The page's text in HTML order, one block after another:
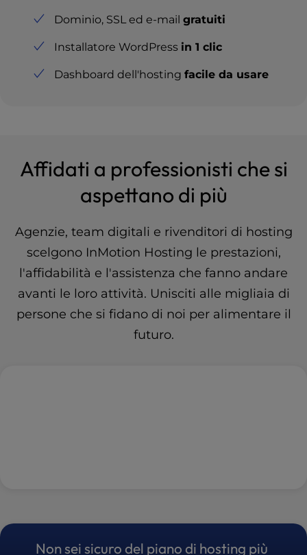
Dominio, SSL ed e-mail gratuiti
Installatore WordPress in 1 clic
Dashboard dell'hosting facile da usare
Affidati a professionisti che si
aspettano di più
Agenzie, team digitali e rivenditori di hosting
scelgono InMotion Hosting le prestazioni,
l'affidabilità e l'assistenza che fanno andare
avanti le loro attività. Unisciti alle migliaia di
persone che si fidano di noi per alimentare il
futuro.
Non sei sicuro del piano di hosting più